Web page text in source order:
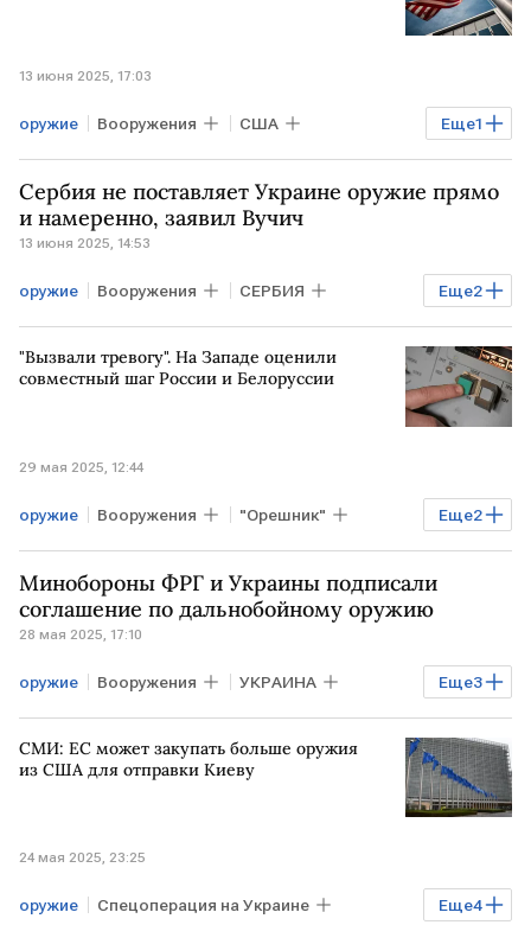
13 июня 2025, 17:03
Еще1
оружие Вооружения США
Дональд Трамп
Сербия не поставляет Украине оружие прямо
и намеренно, заявил Вучич
13 июня 2025, 14:53
Еще2
оружие Вооружения СЕРБИЯ
УКРАИНА Александр Вучич
"Вызвали тревогу". На Западе оценили
совместный шаг России и Белоруссии
29 мая 2025, 12:44
Еще2
оружие Вооружения "Орешник"
РОССИЯ БЕЛОРУССИЯ
Минобороны ФРГ и Украины подписали
соглашение по дальнобойному оружию
28 мая 2025, 17:10
Еще3
оружие Вооружения УКРАИНА
ГЕРМАНИЯ Фридрих Мерц
Владимир Зеленский
СМИ: ЕС может закупать больше оружия
из США для отправки Киеву
24 мая 2025, 23:25
Еще4
оружие Спецоперация на Украине